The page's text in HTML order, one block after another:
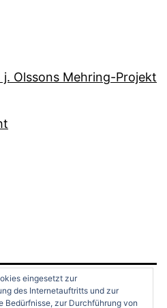
Olssons Mehring-Projekt
eingesetzt zur
des Internetauftritts und zur
Bedürfnisse, zur Durchführung von